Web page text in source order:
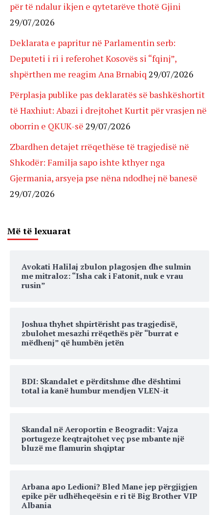
për të ndalur ikjen e qytetarëve thotë Gjini
29/07/2026
Deklarata e papritur në Parlamentin serb:
Deputeti i ri i referohet Kosovës si “fqinj”,
shpërthen me reagim Ana Brnabiq 29/07/2026
Përplasja publike pas deklaratës së bashkëshortit
të Haxhiut: Abazi i drejtohet Kurtit për vrasjen në
oborrin e QKUK-së 29/07/2026
Zbardhen detajet rrëqethëse të tragjedisë në
Shkodër: Familja sapo ishte kthyer nga
Gjermania, arsyeja pse nëna ndodhej në banesë
29/07/2026
Më të lexuarat
Avokati Halilaj zbulon plagosjen dhe sulmin
me mitraloz: “Isha cak i Fatonit, nuk e vrau
rusin”
Joshua thyhet shpirtërisht pas tragjedisë,
zbulohet mesazhi rrëqethës për “burrat e
mëdhenj” që humbën jetën
BDI: Skandalet e përditshme dhe dështimi
total ia kanë humbur mendjen VLEN-it
Skandal në Aeroportin e Beogradit: Vajza
portugeze keqtrajtohet veç pse mbante një
bluzë me flamurin shqiptar
Arbana apo Ledioni? Bled Mane jep përgjigjen
epike për udhëheqeësin e ri të Big Brother VIP
Albania